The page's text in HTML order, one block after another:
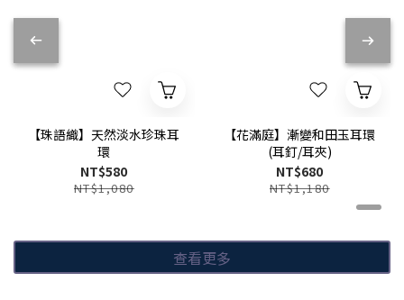
【珠語織】天然淡水珍珠耳
環
NT$580
NT$1,080
【花滿庭】漸變和田玉耳環
(耳釘/耳夾)
NT$680
NT$1,180
查看更多